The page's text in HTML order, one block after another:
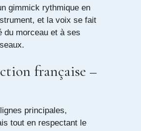
gimmick rythmique en
et la voix se fait
du morceau et à ses
française –
principales,
tout en respectant le